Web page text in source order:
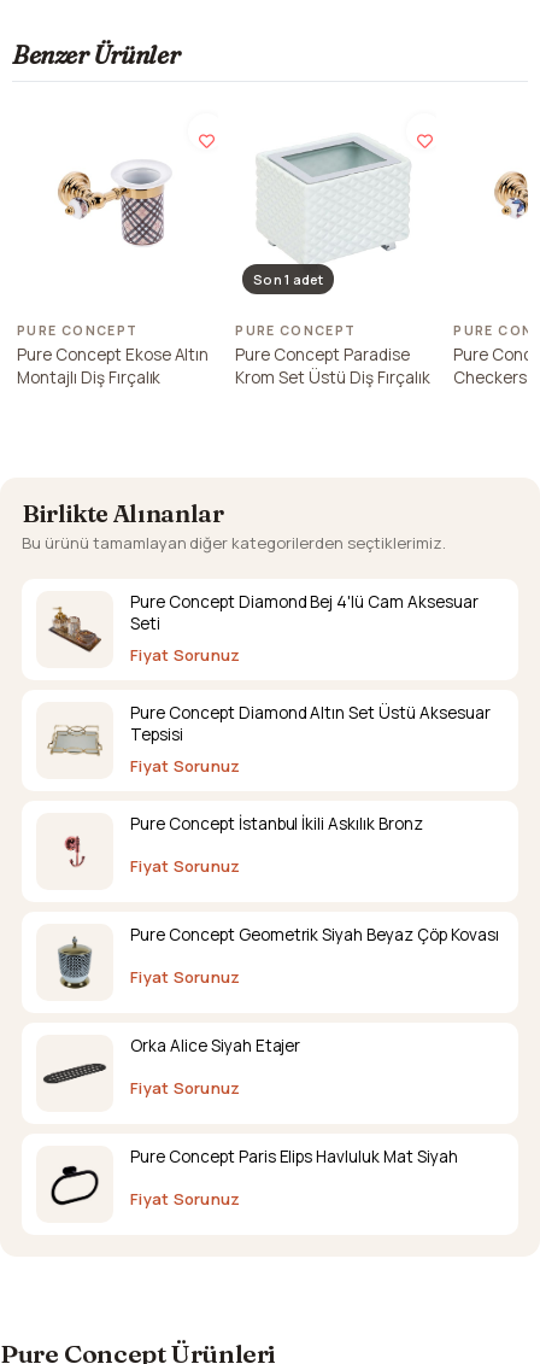
Benzer Ürünler
PURE CONCEPT
Pure Concept Ekose Altın
Montajlı Diş Fırçalık
Son 1 adet
PURE CONCEPT
Pure Concept Paradise
Krom Set Üstü Diş Fırçalık
PURE
Pure
Checkers
Birlikte Alınanlar
Bu ürünü tamamlayan diğer kategorilerden seçtiklerimiz.
Pure Concept Diamond Bej 4'lü Cam Aksesuar
Seti
Fiyat Sorunuz
Pure Concept Diamond Altın Set Üstü Aksesuar
Tepsisi
Fiyat Sorunuz
Pure Concept İstanbul İkili Askılık Bronz
Fiyat Sorunuz
Pure Concept Geometrik Siyah Beyaz Çöp Kovası
Fiyat Sorunuz
Orka Alice Siyah Etajer
Fiyat Sorunuz
Pure Concept Paris Elips Havluluk Mat Siyah
Fiyat Sorunuz
Pure Concept Ürünleri